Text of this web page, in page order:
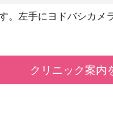
。左手にヨドバシカメ
クリニック案内